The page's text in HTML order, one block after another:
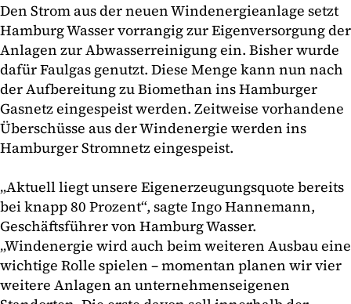
Den Strom aus der neuen Windenergieanlage setzt
Hamburg Wasser vorrangig zur Eigenversorgung der
Anlagen zur Abwasserreinigung ein. Bisher wurde
dafür Faulgas genutzt. Diese Menge kann nun nach
der Aufbereitung zu Biomethan ins Hamburger
Gasnetz eingespeist werden. Zeitweise vorhandene
Überschüsse aus der Windenergie werden ins
Hamburger Stromnetz eingespeist.
„Aktuell liegt unsere Eigenerzeugungsquote bereits
bei knapp 80 Prozent“, sagte Ingo Hannemann,
Geschäftsführer von Hamburg Wasser.
„Windenergie wird auch beim weiteren Ausbau eine
wichtige Rolle spielen – momentan planen wir vier
weitere Anlagen an unternehmenseigenen